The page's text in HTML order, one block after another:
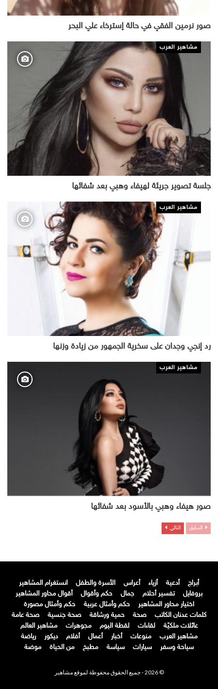
صور نرمين الفقي في حالة إسترخاء علي البحر
مشاهير العرب
جلسة تصوير جريئة لهيفاء وهبي بعد شفائها
مشاهير العرب
رد إنجي وجدان على سخرية الجمهور من زيادة وزنها
مشاهير العرب
صور هيفاء وهبي بالأسود بعد شفائها
السابق التالي
أبراج أدعية أزياء أعراس الأسرة والطفل
انستغرام المشاهير
بروفايل
تفسير أحلام جمال حكم وأقوال
أقوال محاور المشاهير
اختيار محاور المشاهير
حكم وأمثال عربية
حكم وأمثال مصورة
كلمات عدنان الكاتب
صحة حمية ورشاقة صحة جنسية
صحة عامة
عائلات ملكيّة
لقاءات لقطة اليوم مجوهرات
مشاهير العالم
مشاهير العرب
منوعات أخبار أعمال أفلام ديكور
رياضة
سياحة وسفر
سيارات سياسة مطبخ من الحياة موضة
© 2026 - جميع الحقوق محفوظة لموقع مشاهير